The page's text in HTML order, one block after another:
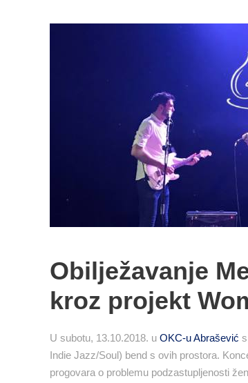
Obilježavanje
kroz projekt
U subotu, 13.10.2018. u OKC-u Abrašević
Indie Jazz/Soul) bend s ovih prostora.
progovara o problemu podzastupljenosti